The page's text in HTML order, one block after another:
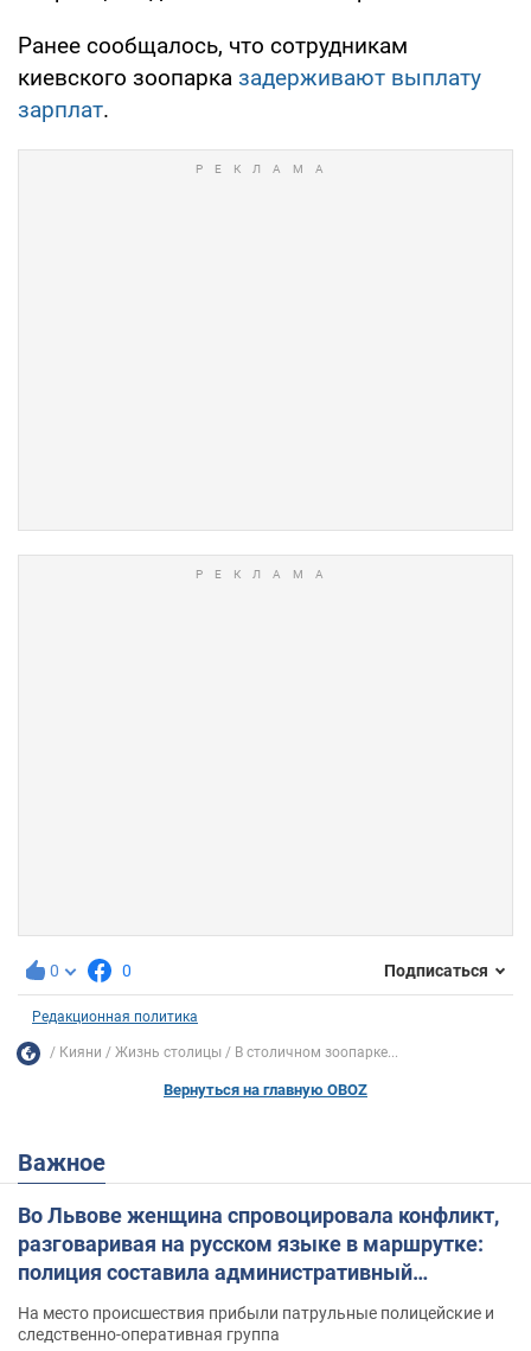
Ранее сообщалось, что сотрудникам
киевского зоопарка задерживают выплату
зарплат.
0 0 Подписаться
Редакционная политика
Кияни Жизнь столицы В столичном зоопарке...
Вернуться на главную OBOZ
Важное
Во Львове женщина спровоцировала конфликт,
разговаривая на русском языке в маршрутке:
полиция составила административный
На место происшествия прибыли патрульные полицейские и
следственно-оперативная группа